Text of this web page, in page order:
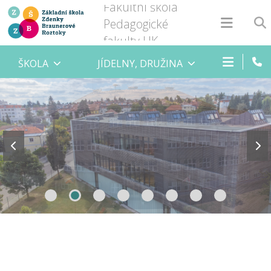
Fakultní škola
Pedagogické
fakulty UK
ŠKOLA JÍDELNY, DRUŽINA